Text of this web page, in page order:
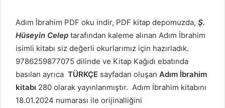
Adım İbrahim PDF oku indir, PDF kitap depomuzda, Ş.
Hüseyin Celep tarafından kaleme alınan Adım İbrahim
isimli kitabı siz değerli okurlarımız için hazırladık.
9786259877075 dilinde ve Kitap Kağıdı ebatında
basılan ayrıca TÜRKÇE sayfadan oluşan Adım İbrahim
kitabı 280 olarak yayınlanmıştır. Adım İbrahim kitabını
18.01.2024 numarası ile orijinalliğini